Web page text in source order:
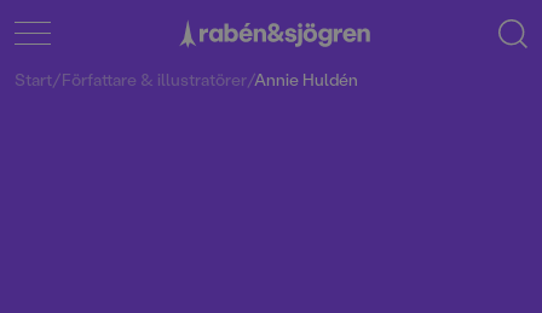
Start/Författare & illustratörer/Annie Huldén